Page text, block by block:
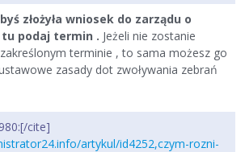
złożyła wniosek do zarządu o
tu podaj termin . Jeżeli nie zostanie
terminie , to sama możesz go
zasady dot zwoływania zebrań
cite]
artykul/id4252,czym-rozni-